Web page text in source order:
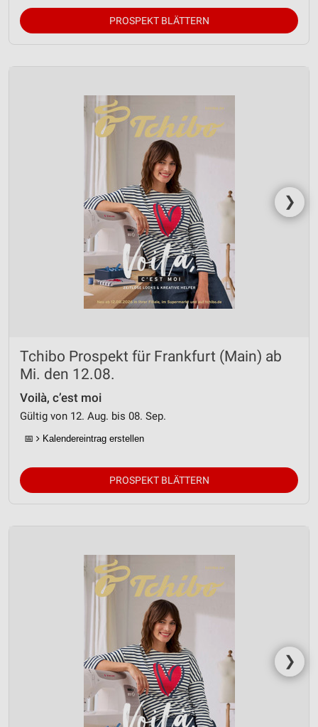
PROSPEKT BLÄTTERN
❯
Tchibo Prospekt für Frankfurt (Main) ab
Mi. den 12.08.
Voilà, c’est moi
Gültig von 12. Aug. bis 08. Sep.
📅 Kalendereintrag erstellen
PROSPEKT BLÄTTERN
❯